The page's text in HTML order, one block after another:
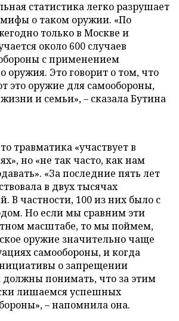
статистика легко разрушает
о таком оружии. «По
только в Москве и
около 600 случаев
с применением
оружия. Это говорит о том, что
это оружие для самообороны,
и семьи», – сказала Бутина
травматика «участвует в
но «не так часто, как нам
«За последние пять лет
в двух тысячах
В частности, 100 из них было с
Но если мы сравним эти
масштабе, то мы поймем,
оружие значительно чаще
самообороны, и когда
о запрещении
понимать, что за этим
лишаемся успешных
– напомнила она.